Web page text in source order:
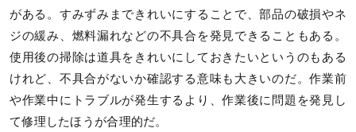
がある。すみずみまできれいにすることで、部品の破損やネ
ジの緩み、燃料漏れなどの不具合を発見できることもある。
使用後の掃除は道具をきれいにしておきたいというのもある
けれど、不具合がないか確認する意味も大きいのだ。作業前
や作業中にトラブルが発生するより、作業後に問題を発見し
て修理したほうが合理的だ。